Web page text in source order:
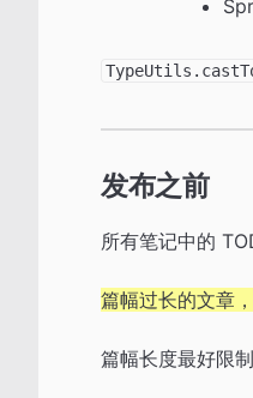
发布之前
所有笔记中的
篇幅过长的文章
篇幅长度最好限